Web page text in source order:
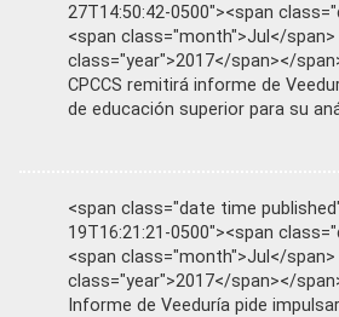
27T14:50:42-0500"><span
<span class="month">Jul</span>
class="year">2017</span></
CPCCS remitirá informe de
de educación superior para su
<span class="date time
19T16:21:21-0500"><span
<span class="month">Jul</span>
class="year">2017</span></
Informe de Veeduría pide